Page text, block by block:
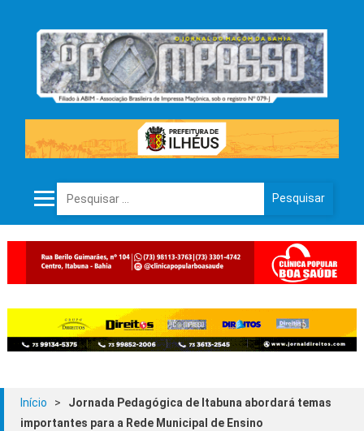
Pesquisar por:
Início >
Jornada Pedagógica de Itabuna abordará temas
importantes para a Rede Municipal de Ensino